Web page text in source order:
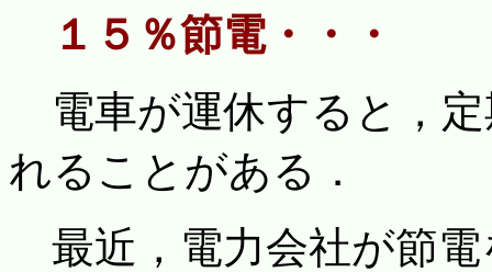
１５％節電・・・
電車が運休すると，
れることがある．
最近，電力会社が節電